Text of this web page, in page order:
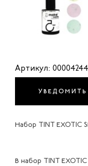
Артикул: 00004244
Набор TINT EXOTIC
В набор TINT